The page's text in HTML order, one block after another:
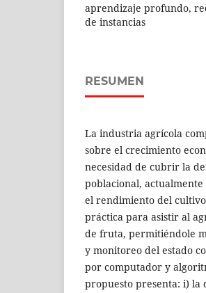
aprendizaje profundo,
de instancias
RESUMEN
La industria agrícola
sobre el crecimiento
necesidad de cubrir la
poblacional,
el rendimiento del
práctica para asistir al
de fruta, permitiéndole
y monitoreo del estado
por computador y
propuesto presenta: i) la